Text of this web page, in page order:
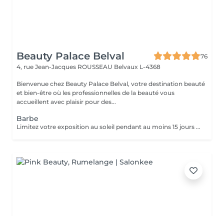
Beauty Palace Belval
76
4, rue Jean-Jacques ROUSSEAU Belvaux L-4368
Bienvenue chez Beauty Palace Belval, votre destination beauté
et bien-être où les professionnelles de la beauté vous
accueillent avec plaisir pour des...
Barbe
Limitez votre exposition au soleil pendant au moins 15 jours avant votre séance d'épilation au laser pour protéger votre peau et optimiser les résultats. Rasez la zone à traiter 48 heures avant la séance. Cette étape permet au laser de cibler efficacement la racine du poil sans brûler les poils en surface. Certaines substances, comme l'isotrétinoïne (à éviter pendant 6 mois), les antibiotiques (à éviter 1 semaine) et les médicaments augmentant la sensibilité à la lumière, peuvent rendre votre peau plus réactive au laser. Assurez-vous d'en parler à votre praticien. Évitez l'utilisation d'auto-bronzants ou de crèmes bronzantes avant le traitement pour garantir une efficacité maximale et une sécurité optimale.